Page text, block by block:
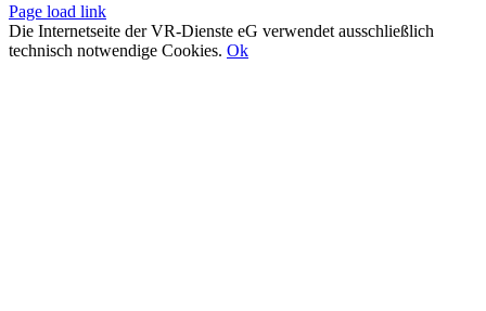
Page load link
Die Internetseite der VR-Dienste eG verwendet ausschließlich
technisch notwendige Cookies. Ok